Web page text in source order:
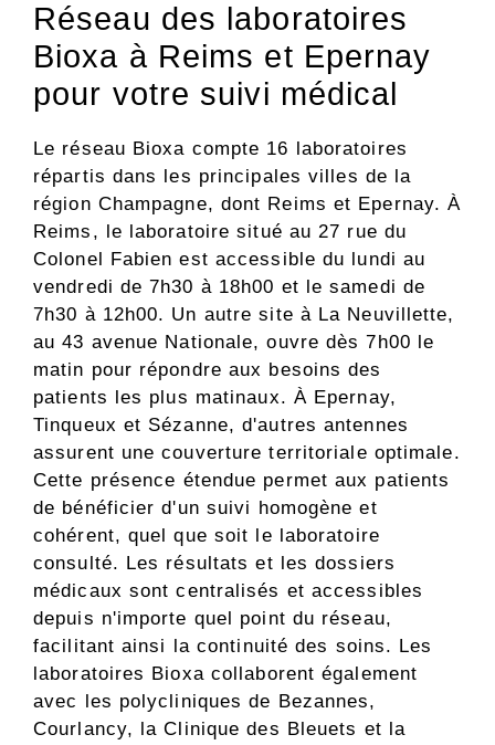
Réseau des laboratoires
Bioxa à Reims et Epernay
pour votre suivi médical
Le réseau Bioxa compte 16 laboratoires
répartis dans les principales villes de la
région Champagne, dont Reims et Epernay. À
Reims, le laboratoire situé au 27 rue du
Colonel Fabien est accessible du lundi au
vendredi de 7h30 à 18h00 et le samedi de
7h30 à 12h00. Un autre site à La Neuvillette,
au 43 avenue Nationale, ouvre dès 7h00 le
matin pour répondre aux besoins des
patients les plus matinaux. À Epernay,
Tinqueux et Sézanne, d'autres antennes
assurent une couverture territoriale optimale.
Cette présence étendue permet aux patients
de bénéficier d'un suivi homogène et
cohérent, quel que soit le laboratoire
consulté. Les résultats et les dossiers
médicaux sont centralisés et accessibles
depuis n'importe quel point du réseau,
facilitant ainsi la continuité des soins. Les
laboratoires Bioxa collaborent également
avec les polycliniques de Bezannes,
Courlancy, la Clinique des Bleuets et la